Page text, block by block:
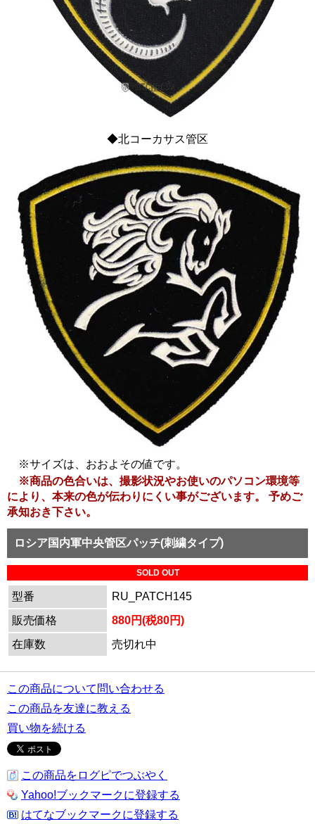
◆北コーカサス管区
※サイズは、おおよその値です。
※商品の色合いは、撮影状況やお使いのパソコン環境等
により、本来の色が伝わりにくい事がございます。 予めご
承知おき下さい。
ロシア国内軍中央管区パッチ(刺繍タイプ)
SOLD OUT
型番
RU_PATCH145
販売価格
880円(税80円)
在庫数
売切れ中
この商品について問い合わせる
この商品を友達に教える
買い物を続ける
この商品をログピでつぶやく
Yahoo!ブックマークに登録する
はてなブックマークに登録する